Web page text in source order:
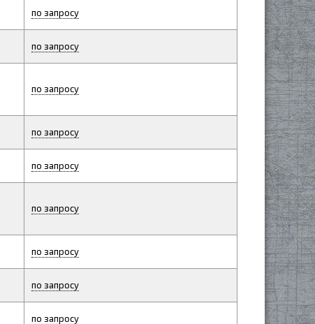
по запросу
по запросу
по запросу
по запросу
по запросу
по запросу
по запросу
по запросу
по запросу